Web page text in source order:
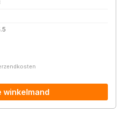
winkelmand